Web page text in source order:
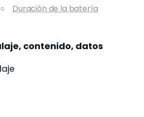
Duración de la batería
contenido, datos